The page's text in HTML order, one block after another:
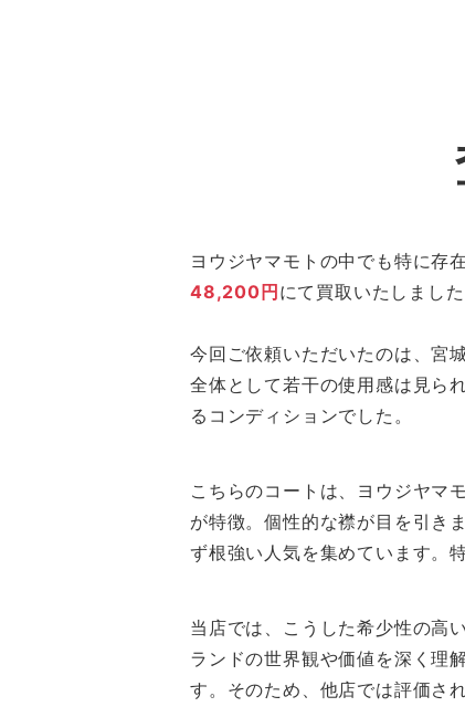
ヨウジヤマモトの中でも特に
48,200円 にて買取いたしました
今回ご依頼いただいたのは、宮
全体として若干の使用感は見ら
るコンディションでした。
こちらのコートは、ヨウジヤマ
が特徴。個性的な襟が目を引き
ず根強い人気を集めています。
当店では、こうした希少性の高
ランドの世界観や価値を深く理
す。そのため、他店では評価さ